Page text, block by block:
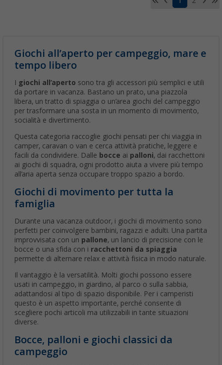
Giochi all’aperto per campeggio, mare e
tempo libero
I giochi all’aperto sono tra gli accessori più semplici e utili
da portare in vacanza. Bastano un prato, una piazzola
libera, un tratto di spiaggia o un’area giochi del campeggio
per trasformare una sosta in un momento di movimento,
socialità e divertimento.
Questa categoria raccoglie giochi pensati per chi viaggia in
camper, caravan o van e cerca attività pratiche, leggere e
facili da condividere. Dalle bocce ai palloni, dai racchettoni
ai giochi di squadra, ogni prodotto aiuta a vivere più tempo
all’aria aperta senza occupare troppo spazio a bordo.
Giochi di movimento per tutta la
famiglia
Durante una vacanza outdoor, i giochi di movimento sono
perfetti per coinvolgere bambini, ragazzi e adulti. Una partita
improvvisata con un pallone, un lancio di precisione con le
bocce o una sfida con i racchettoni da spiaggia
permette di alternare relax e attività fisica in modo naturale.
Il vantaggio è la versatilità. Molti giochi possono essere
usati in campeggio, in giardino, al parco o sulla sabbia,
adattandosi al tipo di spazio disponibile. Per i camperisti
questo è un aspetto importante, perché consente di
scegliere pochi articoli ma utilizzabili in tante situazioni
diverse.
Bocce, palloni e giochi classici da
campeggio